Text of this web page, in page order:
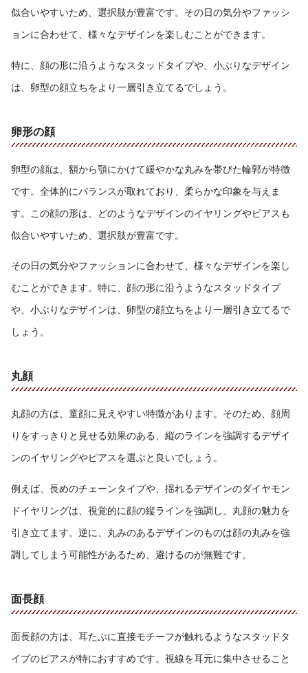
似合いやすいため、選択肢が豊富です。その日の気分やファッシ
ョンに合わせて、様々なデザインを楽しむことができます。
特に、顔の形に沿うようなスタッドタイプや、小ぶりなデザイン
は、卵型の顔立ちをより一層引き立てるでしょう。
卵形の顔
卵型の顔は、額から顎にかけて緩やかな丸みを帯びた輪郭が特徴
です。全体的にバランスが取れており、柔らかな印象を与えま
す。この顔の形は、どのようなデザインのイヤリングやピアスも
似合いやすいため、選択肢が豊富です。
その日の気分やファッションに合わせて、様々なデザインを楽し
むことができます。特に、顔の形に沿うようなスタッドタイプ
や、小ぶりなデザインは、卵型の顔立ちをより一層引き立てるで
しょう。
丸顔
丸顔の方は、童顔に見えやすい特徴があります。そのため、顔周
りをすっきりと見せる効果のある、縦のラインを強調するデザイ
ンのイヤリングやピアスを選ぶと良いでしょう。
例えば、長めのチェーンタイプや、揺れるデザインのダイヤモン
ドイヤリングは、視覚的に顔の縦ラインを強調し、丸顔の魅力を
引き立てます。逆に、丸みのあるデザインのものは顔の丸みを強
調してしまう可能性があるため、避けるのが無難です。
面長顔
面長顔の方は、耳たぶに直接モチーフが触れるようなスタッドタ
イプのピアスが特におすすめです。視線を耳元に集中させること